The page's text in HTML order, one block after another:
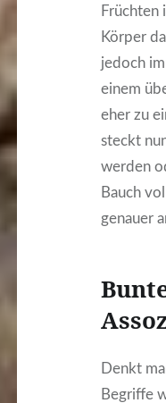
Früchten
Körper
jedoch
einem
eher zu
steckt
werden
Bauch
genauer
Denkt
Begriffe